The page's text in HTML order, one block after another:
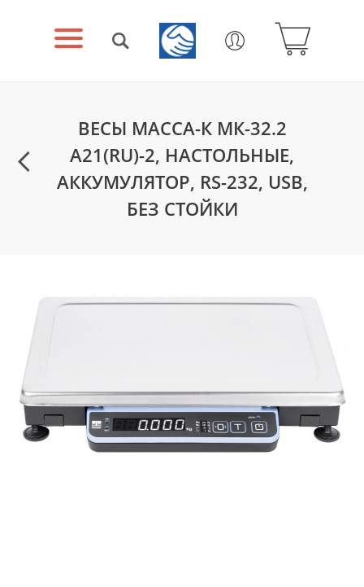
ВЕСЫ МАССА-К МК-32.2
А21(RU)-2, НАСТОЛЬНЫЕ,
АККУМУЛЯТОР, RS-232, USB,
БЕЗ СТОЙКИ